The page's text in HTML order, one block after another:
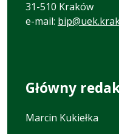
31-510 Kraków
e-mail:
Główny
Marcin Kukiełka